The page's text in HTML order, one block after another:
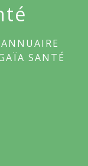
ANNUAIRE
SANTÉ